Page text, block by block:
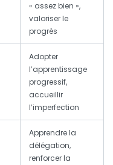
« assez bien »,
valoriser le
progrès
Adopter
l’apprentissage
progressif,
accueillir
l’imperfection
Apprendre la
délégation,
renforcer la